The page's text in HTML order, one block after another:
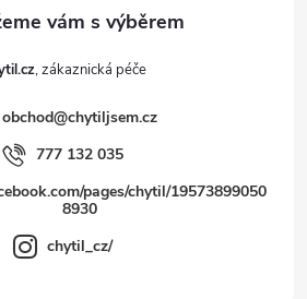
obchod@chytiljsem.cz
777 132 035
pages/chytil/19573899050
8930
chytil_cz/